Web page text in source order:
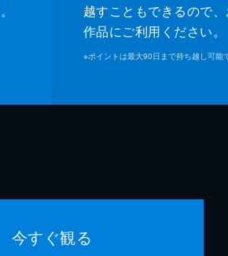
越すこともできるので
作品にご利用ください。
※ポイントは最大90日まで持ち越し可能
今すぐ観る